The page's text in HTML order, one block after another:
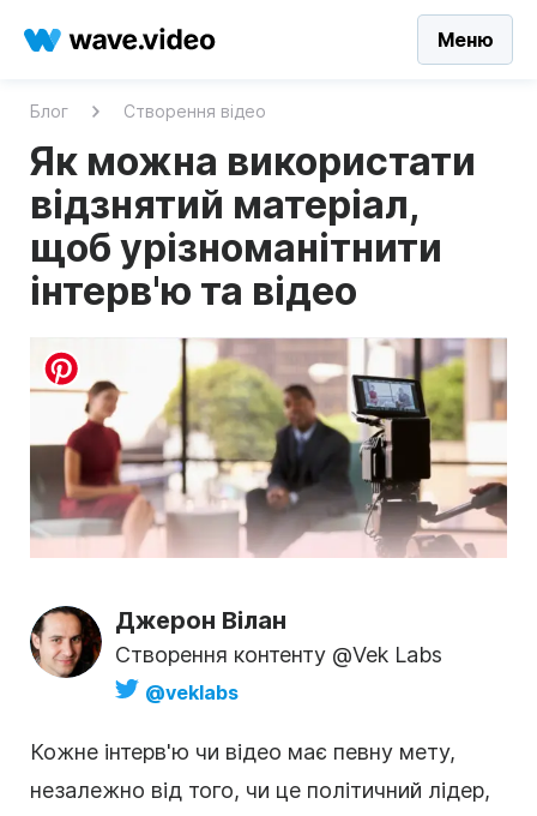
Меню
Блог Створення відео
Як можна використати
відзнятий матеріал,
щоб урізноманітнити
інтерв'ю та відео
Джерон Вілан
Створення контенту @Vek Labs
@veklabs
Кожне інтерв'ю чи відео має певну мету,
незалежно від того, чи це політичний лідер,